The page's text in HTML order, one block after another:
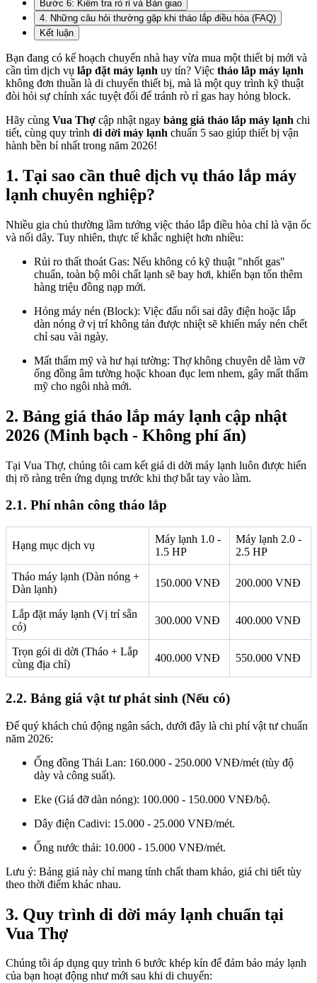
Bước 6: Kiểm tra rò rỉ và Bàn giao
4. Những câu hỏi thường gặp khi tháo lắp điều hòa (FAQ)
Kết luận
Bạn đang có kế hoạch chuyển nhà hay vừa mua một thiết bị mới và
cần tìm dịch vụ lắp đặt máy lạnh uy tín? Việc tháo lắp máy lạnh
không đơn thuần là di chuyển thiết bị, mà là một quy trình kỹ thuật
đòi hỏi sự chính xác tuyệt đối để tránh rò rỉ gas hay hỏng block.
Hãy cùng Vua Thợ cập nhật ngay bảng giá tháo lắp máy lạnh chi
tiết, cùng quy trình di dời máy lạnh chuẩn 5 sao giúp thiết bị vận
hành bền bỉ nhất trong năm 2026!
1. Tại sao cần thuê dịch vụ tháo lắp máy
lạnh chuyên nghiệp?
Nhiều gia chủ thường lầm tưởng việc tháo lắp điều hòa chỉ là vặn ốc
và nối dây. Tuy nhiên, thực tế khắc nghiệt hơn nhiều:
Rủi ro thất thoát Gas: Nếu không có kỹ thuật "nhốt gas"
chuẩn, toàn bộ môi chất lạnh sẽ bay hơi, khiến bạn tốn thêm
hàng triệu đồng nạp mới.
Hỏng máy nén (Block): Việc đấu nối sai dây điện hoặc lắp
dàn nóng ở vị trí không tản được nhiệt sẽ khiến máy nén chết
chỉ sau vài ngày.
Mất thẩm mỹ và hư hại tường: Thợ không chuyên dễ làm vỡ
ống đồng âm tường hoặc khoan đục lem nhem, gây mất thẩm
mỹ cho ngôi nhà mới.
2. Bảng giá tháo lắp máy lạnh cập nhật
2026 (Minh bạch - Không phí ẩn)
Tại Vua Thợ, chúng tôi cam kết giá di dời máy lạnh luôn được hiển
thị rõ ràng trên ứng dụng trước khi thợ bắt tay vào làm.
2.1. Phí nhân công tháo lắp
Hạng mục dịch vụ
Máy lạnh 1.0 -
1.5 HP
Máy lạnh 2.0 -
2.5 HP
Tháo máy lạnh (Dàn nóng +
Dàn lạnh)
150.000 VNĐ 200.000 VNĐ
Lắp đặt máy lạnh (Vị trí sẵn
có)
300.000 VNĐ 400.000 VNĐ
Trọn gói di dời (Tháo + Lắp
cùng địa chỉ)
400.000 VNĐ 550.000 VNĐ
2.2. Bảng giá vật tư phát sinh (Nếu có)
Để quý khách chủ động ngân sách, dưới đây là chi phí vật tư chuẩn
năm 2026:
Ống đồng Thái Lan: 160.000 - 250.000 VNĐ/mét (tùy độ
dày và công suất).
Eke (Giá đỡ dàn nóng): 100.000 - 150.000 VNĐ/bộ.
Dây điện Cadivi: 15.000 - 25.000 VNĐ/mét.
Ống nước thải: 10.000 - 15.000 VNĐ/mét.
Lưu ý: Bảng giá này chỉ mang tính chất tham khảo, giá chi tiết tùy
theo thời điểm khác nhau.
3. Quy trình di dời máy lạnh chuẩn tại
Vua Thợ
Chúng tôi áp dụng quy trình 6 bước khép kín để đảm bảo máy lạnh
của bạn hoạt động như mới sau khi di chuyển: